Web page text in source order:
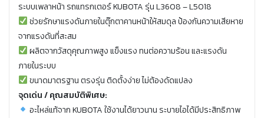
ระบบเพลาหน้า รถแทรกเตอร์ KUBOTA รุ่น L3608 – L5018
ช่วยรักษาแรงดันภายในตุ๊กตาคานหน้าให้สมดุล ป้องกันความเสียหาย
จากแรงดันที่สะสม
ผลิตจากวัสดุคุณภาพสูง แข็งแรง ทนต่อความร้อน และแรงดัน
ภายในระบบ
ขนาดมาตรฐาน ตรงรุ่น ติดตั้งง่าย ไม่ต้องดัดแปลง
จุดเด่น / คุณสมบัติพิเศษ:
อะไหล่แท้จาก KUBOTA ใช้งานได้ยาวนาน ระบายไอได้มีประสิทธิภาพ